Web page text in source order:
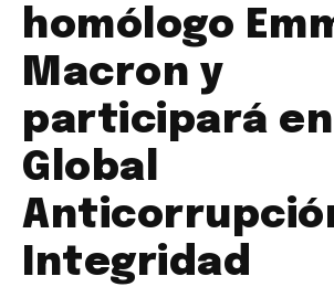
homólogo
Macron y
participará en
Global
Integridad